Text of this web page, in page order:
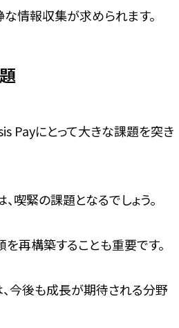
な情報収集が求められます。
Payにとって大きな課題を突き
喫緊の課題となるでしょう。
再構築することも重要です。
今後も成長が期待される分野